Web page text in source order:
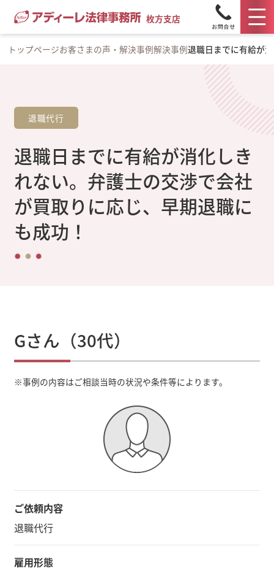
枚方支店
トップページお客さまの声・解決事例解決事例退職日までに有給が
退職代行
退職日までに有給が消化しき
れない。弁護士の交渉で会社
が買取りに応じ、早期退職に
も成功！
Gさん（30代）
※事例の内容はご相談当時の状況や条件等によります。
ご依頼内容
退職代行
雇用形態